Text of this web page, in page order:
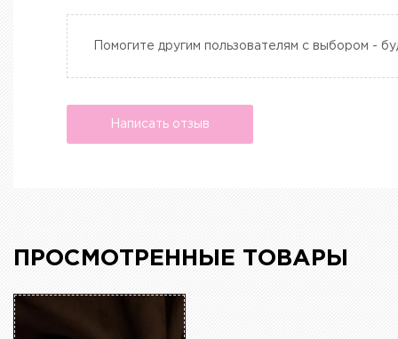
Помогите другим пользователям с выбором -
Написать отзыв
ПРОСМОТРЕННЫЕ ТОВАРЫ